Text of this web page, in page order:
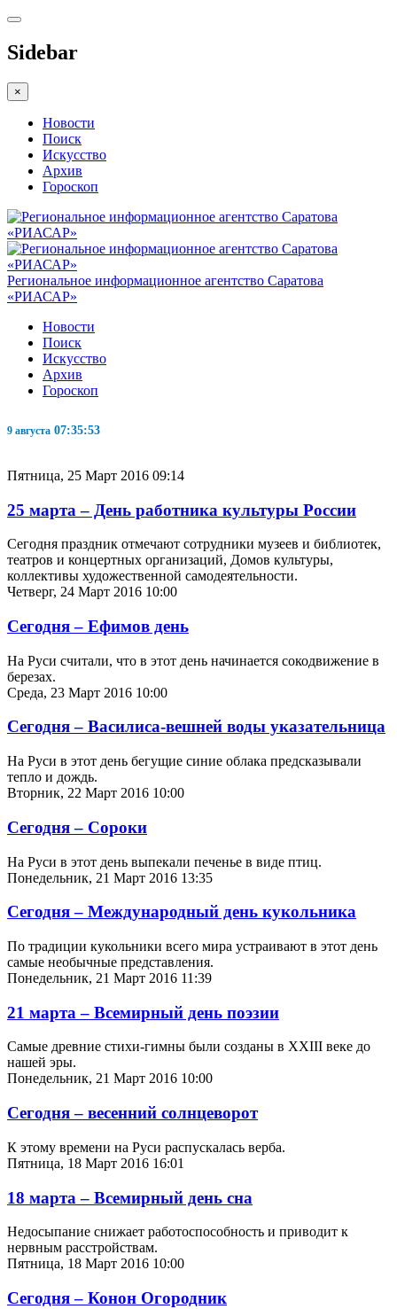
Sidebar
×
Новости
Поиск
Искусство
Архив
Гороскоп
Региональное информационное агентство Саратова
«РИАСАР»
Новости
Поиск
Искусство
Архив
Гороскоп
9 августа 07:35:53
Пятница, 25 Март 2016 09:14
25 марта – День работника культуры России
Сегодня праздник отмечают сотрудники музеев и библиотек,
театров и концертных организаций, Домов культуры,
коллективы художественной самодеятельности.
Четверг, 24 Март 2016 10:00
Сегодня – Ефимов день
На Руси считали, что в этот день начинается сокодвижение в
березах.
Среда, 23 Март 2016 10:00
Сегодня – Василиса-вешней воды указательница
На Руси в этот день бегущие синие облака предсказывали
тепло и дождь.
Вторник, 22 Март 2016 10:00
Сегодня – Сороки
На Руси в этот день выпекали печенье в виде птиц.
Понедельник, 21 Март 2016 13:35
Сегодня – Международный день кукольника
По традиции кукольники всего мира устраивают в этот день
самые необычные представления.
Понедельник, 21 Март 2016 11:39
21 марта – Всемирный день поэзии
Самые древние стихи-гимны были созданы в XXIII веке до
нашей эры.
Понедельник, 21 Март 2016 10:00
Сегодня – весенний солнцеворот
К этому времени на Руси распускалась верба.
Пятница, 18 Март 2016 16:01
18 марта – Всемирный день сна
Недосыпание снижает работоспособность и приводит к
нервным расстройствам.
Пятница, 18 Март 2016 10:00
Сегодня – Конон Огородник